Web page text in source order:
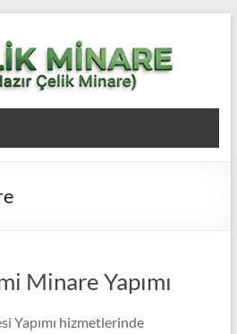
Minare Yapımı
Yapımı hizmetlerinde